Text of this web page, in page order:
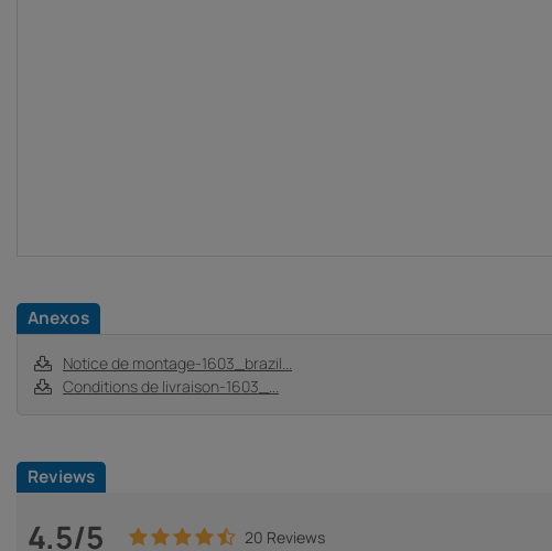
Anexos
Notice de montage-1603_brazil...
Conditions de livraison-1603_...
Reviews
4.5/5 20 Reviews